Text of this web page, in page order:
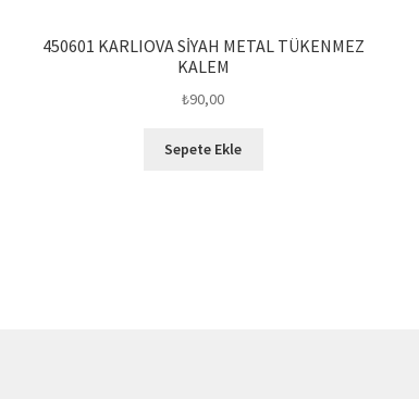
450601 KARLIOVA SİYAH METAL TÜKENMEZ
KALEM
₺90,00
Sepete Ekle